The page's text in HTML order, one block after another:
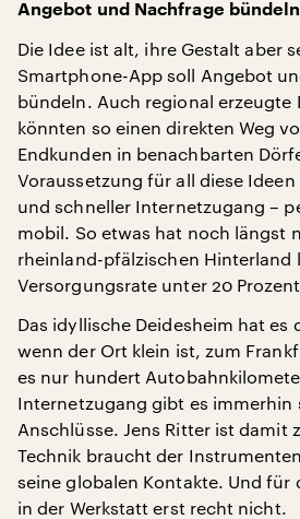
Angebot und Nachfrage bündeln
Die Idee ist alt, ihre Gestalt aber
Smartphone-App soll Angebot
bündeln. Auch regional erzeugte
könnten so einen direkten Weg
Endkunden in benachbarten
Voraussetzung für all diese
und schneller Internetzugang –
mobil. So etwas hat noch längst
rheinland-pfälzischen Hinterland
Versorgungsrate unter 20
Das idyllische Deidesheim hat es
wenn der Ort klein ist, zum
es nur hundert
Internetzugang gibt es immerhin
Anschlüsse. Jens Ritter ist damit
Technik braucht der
seine globalen Kontakte. Und für
in der Werkstatt erst recht nicht.